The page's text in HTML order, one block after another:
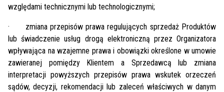
względami technicznymi lub technologicznymi;
· zmiana przepisów prawa regulujących sprzedaż Produktów
lub świadczenie usług drogą elektroniczną przez Organizatora
wpływająca na wzajemne prawa i obowiązki określone w umowie
zawieranej pomiędzy Klientem a Sprzedawcą lub zmiana
interpretacji powyższych przepisów prawa wskutek orzeczeń
sądów, decyzji, rekomendacji lub zaleceń właściwych w danym